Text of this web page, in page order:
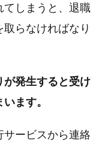
てしまうと、退職
らなければなり
が発生すると受け
ます。
ービスから連絡